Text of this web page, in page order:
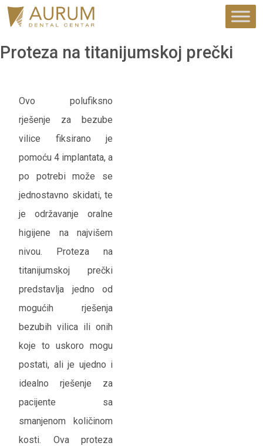
Proteza na titanijumskoj prečki
Ovo polufiksno
rješenje za bezube
vilice fiksirano je
pomoću 4 implantata, a
po potrebi može se
jednostavno skidati, te
je održavanje oralne
higijene na najvišem
nivou. Proteza na
titanijumskoj prečki
predstavlja jedno od
mogućih rješenja
bezubih vilica ili onih
koje to uskoro mogu
postati, ali je ujedno i
idealno rješenje za
pacijente sa
smanjenom količinom
kosti. Ova proteza